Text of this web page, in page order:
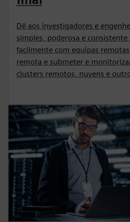
Dê aos investigadores e
simples, poderosa e
facilmente com equipas
remota e submeter e
clusters remotos, nuvens e